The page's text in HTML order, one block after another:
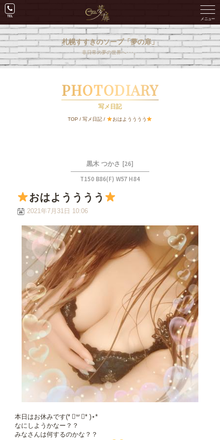
札幌すすきのソープ「夢の扉」
非日常の夢の世界へ･･･。
PHOTODIARY
写メ日記
TOP /写メ日記 / おはようううう
黒木 つかさ [26]
T150 B86(F) W57 H84
おはようううう
2021年7月31日 10:06
本日はお休みです(* ॑꒳ ॑* )⋆*
なにしようかなー？？
みなさんは何するのかな？？